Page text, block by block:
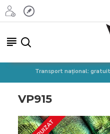
Transport național:
VP915